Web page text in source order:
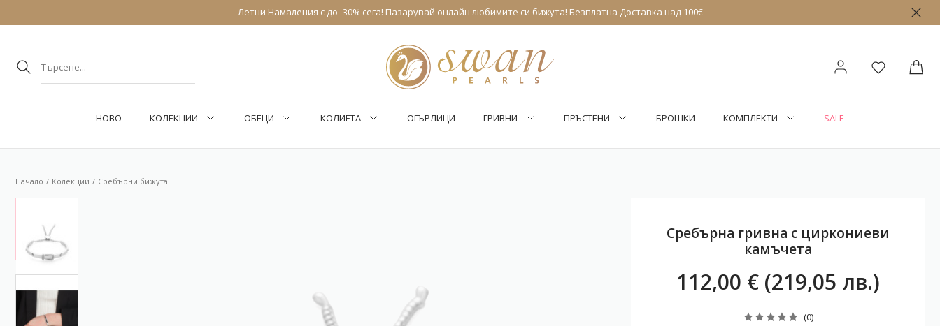
Летни Намаления с до -30% сега! Пазарувай онлайн любимите си бижута! Безплатна Доставка над 100€
НОВО КОЛЕКЦИИ ОБEЦИ КОЛИЕТА ОГЪРЛИЦИ ГРИВНИ ПРЪСТЕНИ БРОШКИ КОМПЛЕКТИ SALE
Начало Колекции Сребърни бижута
Сребърна гривна с циркониеви
камъчета
112,00 € (219,05 лв.)
(0)